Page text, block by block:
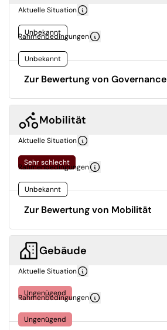
Aktuelle Situation
Unbekannt
Rahmenbedingungen
Unbekannt
Zur Bewertung von Governance
Mobilität
Aktuelle Situation
Sehr schlecht
Rahmenbedingungen
Unbekannt
Zur Bewertung von Mobilität
Gebäude
Aktuelle Situation
Ungenügend
Rahmenbedingungen
Ungenügend